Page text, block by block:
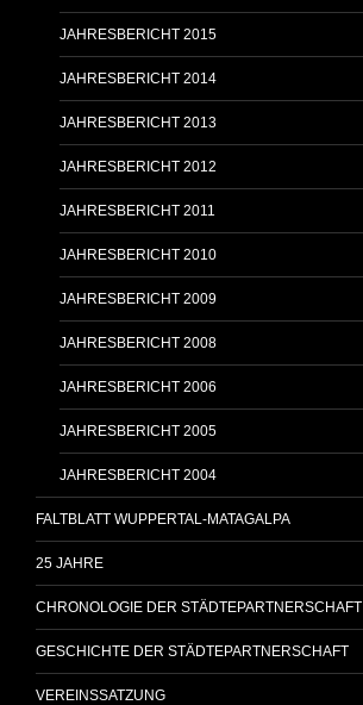
JAHRESBERICHT 2015
JAHRESBERICHT 2014
JAHRESBERICHT 2013
JAHRESBERICHT 2012
JAHRESBERICHT 2011
JAHRESBERICHT 2010
JAHRESBERICHT 2009
JAHRESBERICHT 2008
JAHRESBERICHT 2006
JAHRESBERICHT 2005
JAHRESBERICHT 2004
FALTBLATT WUPPERTAL-MATAGALPA
25 JAHRE
CHRONOLOGIE DER STÄDTEPARTNERSCHAFT
GESCHICHTE DER STÄDTEPARTNERSCHAFT
VEREINSSATZUNG